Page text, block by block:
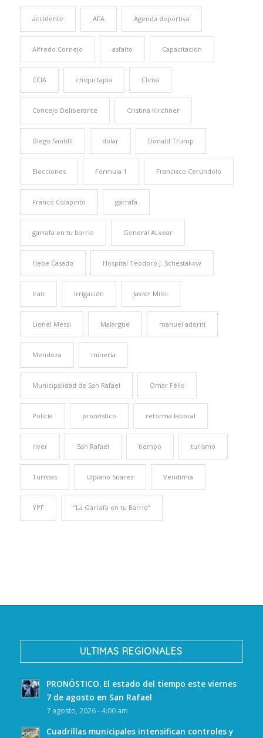
accidente AFA Agenda deportiva
Alfredo Cornejo asfalto Capacitación
CCIA chiqui tapia Clima
Concejo Deliberante Cristina Kirchner
Diego Santilli dolar Donald Trump
Elecciones Formula 1 Francisco Cerúndolo
Franco Colapinto garrafa
garrafa en tu barrio General ALvear
Hebe Casado Hospital Teodoro J. Schestakow
Iran Irrigación Javier Milei
Lionel Messi Malargüe manuel adorni
Mendoza minería
Municipalidad de San Rafael Omar Félix
Policía pronóstico reforma laboral
river San Rafael tiempo turismo
Turistas Ulpiano Suarez Vendimia
YPF “La Garrafa en tu Barrio”
ULTIMAS REGIONALES
PRONÓSTICO. El estado del tiempo este viernes
7 de agosto en San Rafael
7 agosto, 2026 - 4:00 am
Cuadrillas municipales intensifican controles y